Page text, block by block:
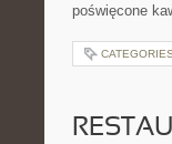
poświęcone